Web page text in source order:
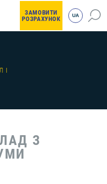
ЗАМОВИТИ
РОЗРАХУНОК
UA
З